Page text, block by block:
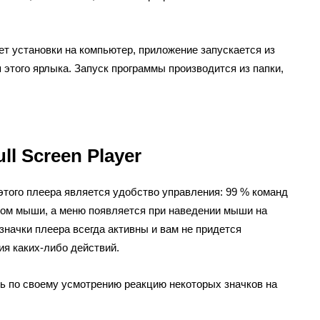
установки на компьютер, приложение запускается из
ярлыка. Запуск программы производится из папки,
Screen Player
плеера является удобство управления: 99 % команд
мыши, а меню появляется при наведении мыши на
плеера всегда активны и вам не придется
каких-либо действий.
по своему усмотрению реакцию некоторых значков на